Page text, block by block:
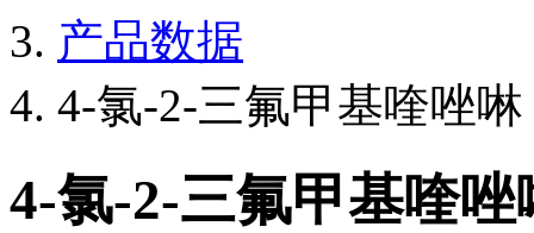
产品数据
4-氯-2-三氟甲基喹唑啉
4-氯-2-三氟甲基喹唑